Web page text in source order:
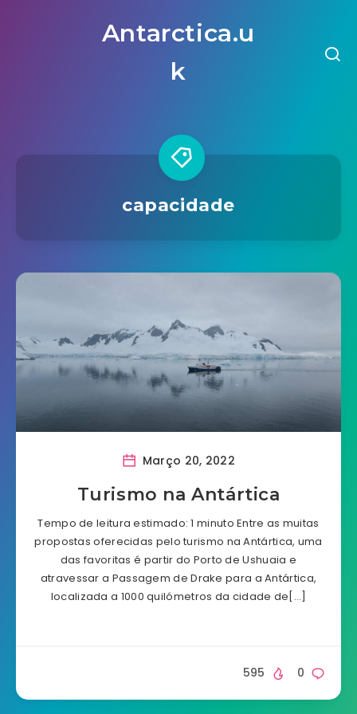
Antarctica.u
k
capacidade
Março 20, 2022
Turismo na Antártica
Tempo de leitura estimado: 1 minuto Entre as muitas
propostas oferecidas pelo turismo na Antártica, uma
das favoritas é partir do Porto de Ushuaia e
atravessar a Passagem de Drake para a Antártica,
localizada a 1000 quilómetros da cidade de[…]
0
595